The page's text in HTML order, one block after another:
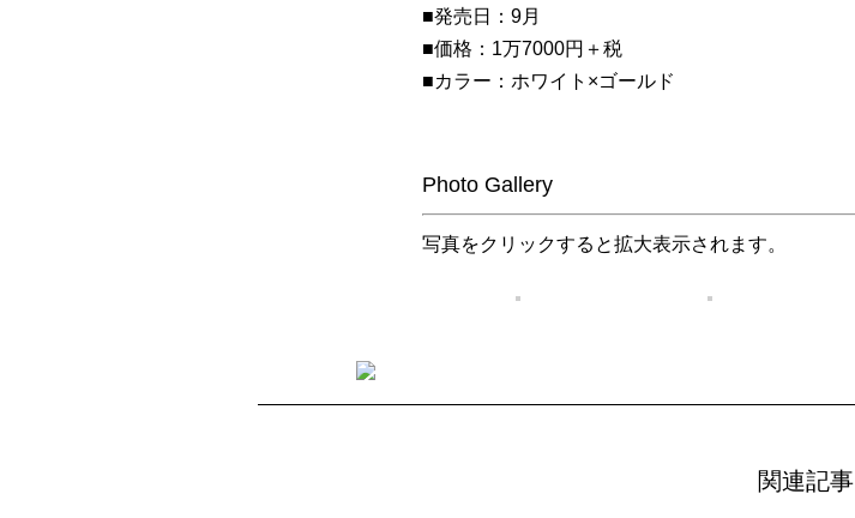
■発売日：9月
■価格：1万7000円＋税
■カラー：ホワイト×ゴールド
Photo Gallery
写真をクリックすると拡大表示されます。
関連記事